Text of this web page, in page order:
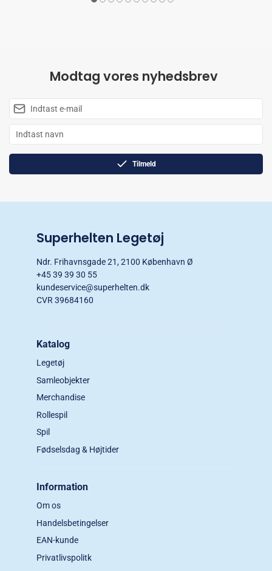
Modtag vores nyhedsbrev
Tilmeld
Superhelten Legetøj
Ndr. Frihavnsgade 21, 2100 København Ø
+45 39 39 30 55
kundeservice@superhelten.dk
CVR 39684160
Katalog
Legetøj
Samleobjekter
Merchandise
Rollespil
Spil
Fødselsdag & Højtider
Information
Om os
Handelsbetingelser
EAN-kunde
Privatlivspolitk